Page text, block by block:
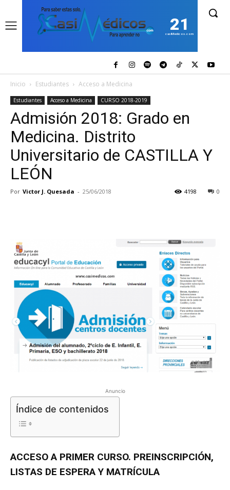
21
casiMedicos.com
Inicio Estudiantes Acceso a Medicina
Estudiantes Acceso a Medicina CURSO 2018-2019
Admisión 2018: Grado en
Medicina. Distrito
Universitario de CASTILLA Y
LEÓN
Por Victor J. Quesada - 25/06/2018 0
4198
Anuncio
Índice de contenidos
ACCESO A PRIMER CURSO. PREINSCRIPCIÓN,
LISTAS DE ESPERA Y MATRÍCULA